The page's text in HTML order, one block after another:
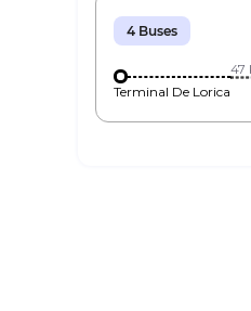
4 Buses
Terminal De Lorica
47